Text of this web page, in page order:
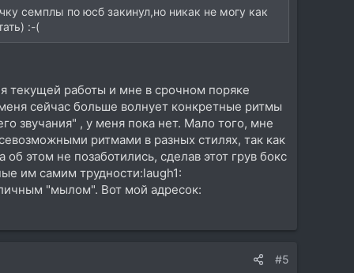
семплы по юсб закинул,но никак не могу как
:-(
текущей работы и мне в срочном поряке
сейчас больше волнует конкретные ритмы
звучания" , у меня пока нет. Мало того, мне
ритмами в разных стилях, так как
этом не позаботились, сделав этот грув бокс
им самим трудности:laugh1:
"мылом". Вот мой адресок:
#5